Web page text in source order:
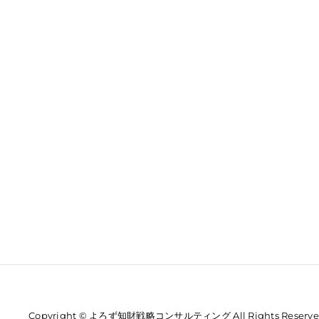
Copyright © よろず知財戦略コンサルティング All Rights